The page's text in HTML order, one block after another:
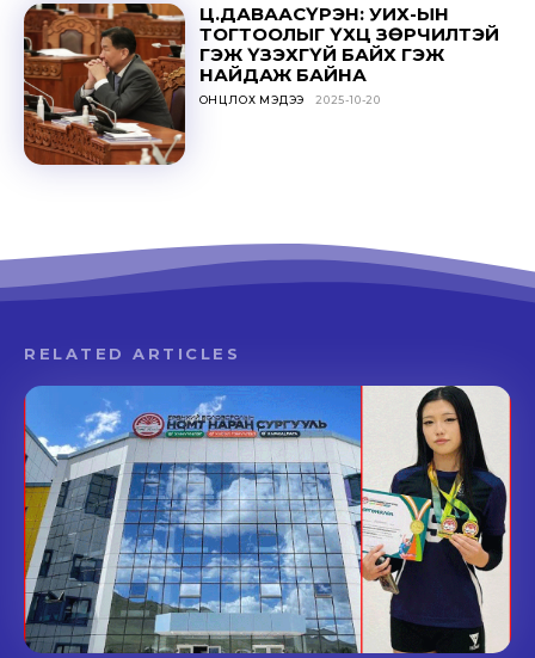
Ц.ДАВААСҮРЭН: УИХ-ЫН
ТОГТООЛЫГ ҮХЦ ЗӨРЧИЛТЭЙ
ГЭЖ ҮЗЭХГҮЙ БАЙХ ГЭЖ
НАЙДАЖ БАЙНА
ОНЦЛОХ МЭДЭЭ 2025-10-20
RELATED ARTICLES